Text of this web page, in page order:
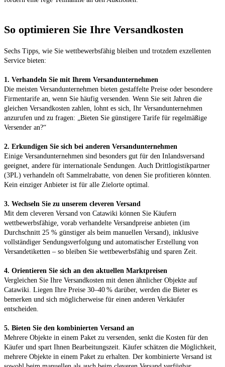
So optimieren Sie Ihre Versandkosten
Sechs Tipps, wie Sie wettbewerbsfähig bleiben und trotzdem exzellenten
1. Verhandeln Sie mit Ihrem Versandunternehmen
Die meisten Versandunternehmen bieten gestaffelte Preise oder besondere
Firmentarife an, wenn Sie häufig versenden. Wenn Sie seit Jahren die
gleichen Versandkosten zahlen, lohnt es sich, Ihr Versandunternehmen
anzurufen und zu fragen: „Bieten Sie günstigere Tarife für regelmäßige
2. Erkundigen Sie sich bei anderen Versandunternehmen
Einige Versandunternehmen sind besonders gut für den Inlandsversand
geeignet, andere für internationale Sendungen. Auch Drittlogistikpartner
(3PL) verhandeln oft Sammelrabatte, von denen Sie profitieren könnten.
3. Wechseln Sie zu unserem cleveren Versand
Mit dem cleveren Versand von Catawiki können Sie Käufern
wettbewerbsfähige, vorab verhandelte Versandpreise anbieten (im
Durchschnitt 25 % günstiger als beim manuellen Versand), inklusive
vollständiger Sendungsverfolgung und automatischer Erstellung von
4. Orientieren Sie sich an den aktuellen Marktpreisen
Vergleichen Sie Ihre Versandkosten mit denen ähnlicher Objekte auf
Catawiki. Liegen Ihre Preise 30–40 % darüber, werden die Bieter es
bemerken und sich möglicherweise für einen anderen Verkäufer
5. Bieten Sie den kombinierten Versand an
Mehrere Objekte in einem Paket zu versenden, senkt die Kosten für den
Käufer und spart Ihnen Bearbeitungszeit. Käufer schätzen die Möglichkeit,
mehrere Objekte in einem Paket zu erhalten. Der kombinierte Versand ist